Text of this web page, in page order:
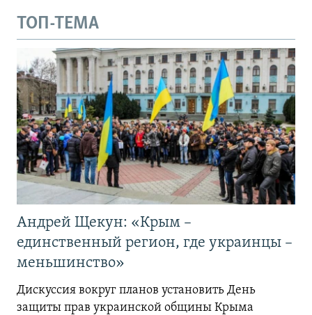
ТОП-ТЕМА
Андрей Щекун: «Крым –
единственный регион, где украинцы –
меньшинство»
Дискуссия вокруг планов установить День
защиты прав украинской общины Крыма